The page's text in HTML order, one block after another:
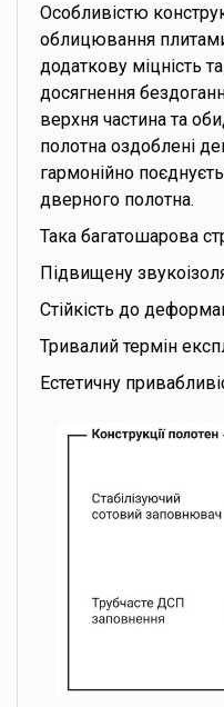
Особливістю
облицювання
додаткову міцність
досягнення
верхня частина та
полотна оздоблені
гармонійно
дверного полотна.
Така багатошарова
Підвищену
Стійкість до
Тривалий термін
Естетичну